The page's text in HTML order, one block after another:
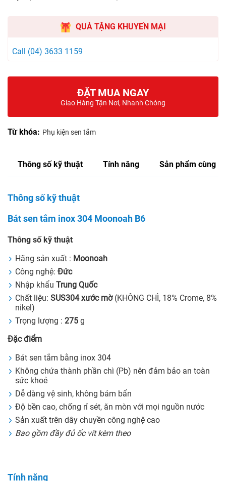
QUÀ TẶNG KHUYẾN MẠI
Call (04) 3633 1159
ĐẶT MUA NGAY
Giao Hàng Tận Nơi, Nhanh Chóng
Từ khóa: Phụ kiện sen tắm
Thông số kỹ thuật Tính năng Sản phẩm cùng
Thông số kỹ thuật
Bát sen tắm inox 304 Moonoah B6
Thông số kỹ thuật
Hãng sản xuất : Moonoah
Công nghệ: Đức
Nhập khẩu Trung Quốc
Chất liệu: SUS304 xước mờ (KHÔNG CHÌ, 18% Crome, 8%
nikel)
Trọng lượng : 275 g
Đặc điểm
Bát sen tắm bằng inox 304
Không chứa thành phần chì (Pb) nên đảm bảo an toàn
sức khoẻ
Dễ dàng vệ sinh, không bám bẩn
Độ bền cao, chống rỉ sét, ăn mòn với mọi nguồn nước
Sản xuất trên dây chuyền công nghệ cao
Bao gồm đầy đủ ốc vít kèm theo
Tính năng